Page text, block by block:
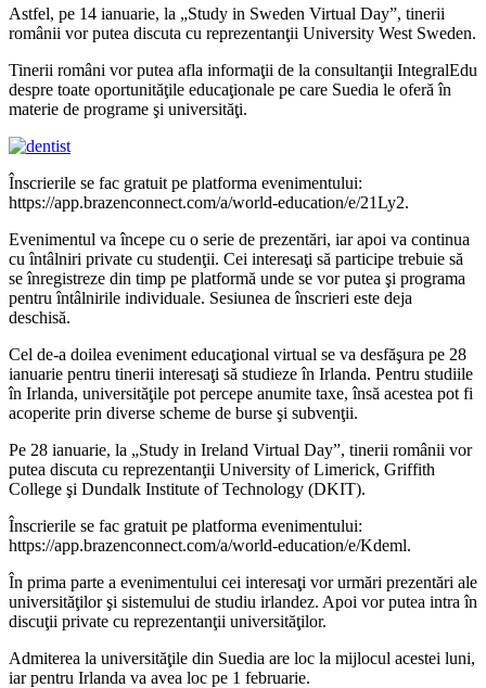
Astfel, pe 14 ianuarie, la „Study in Sweden Virtual Day”, tinerii
românii vor putea discuta cu reprezentanţii University West Sweden.
Tinerii români vor putea afla informaţii de la consultanţii IntegralEdu
despre toate oportunităţile educaţionale pe care Suedia le oferă în
materie de programe şi universităţi.
Înscrierile se fac gratuit pe platforma evenimentului:
https://app.brazenconnect.com/a/world-education/e/21Ly2.
Evenimentul va începe cu o serie de prezentări, iar apoi va continua
cu întâlniri private cu studenţii. Cei interesaţi să participe trebuie să
se înregistreze din timp pe platformă unde se vor putea şi programa
pentru întâlnirile individuale. Sesiunea de înscrieri este deja
deschisă.
Cel de-a doilea eveniment educaţional virtual se va desfăşura pe 28
ianuarie pentru tinerii interesaţi să studieze în Irlanda. Pentru studiile
în Irlanda, universităţile pot percepe anumite taxe, însă acestea pot fi
acoperite prin diverse scheme de burse şi subvenţii.
Pe 28 ianuarie, la „Study in Ireland Virtual Day”, tinerii românii vor
putea discuta cu reprezentanţii University of Limerick, Griffith
College şi Dundalk Institute of Technology (DKIT).
Înscrierile se fac gratuit pe platforma evenimentului:
https://app.brazenconnect.com/a/world-education/e/Kdeml.
În prima parte a evenimentului cei interesaţi vor urmări prezentări ale
universităţilor şi sistemului de studiu irlandez. Apoi vor putea intra în
discuţii private cu reprezentanţii universităţilor.
Admiterea la universităţile din Suedia are loc la mijlocul acestei luni,
iar pentru Irlanda va avea loc pe 1 februarie.